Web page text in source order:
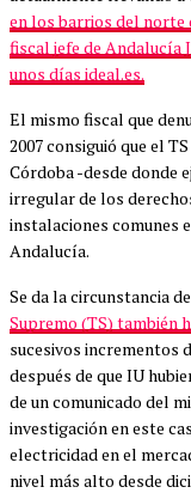
en los barrios del norte
fiscal jefe de Andalucía
unos días ideal.es.
El mismo fiscal que
2007 consiguió que el
Córdoba -desde donde
irregular de los
instalaciones comunes
Andalucía.
Se da la circunstancia
Supremo (TS) también
sucesivos incrementos
después de que IU
de un comunicado del
investigación en este
electricidad en el
nivel más alto desde